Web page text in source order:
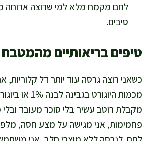
לחם מקמח מלא למי שרוצה ארוחה
סיבים.
טיפים בריאותיים מהמטבח
כשאני רוצה גרסה עוד יותר דל קלוריות,
מקבלת רוטב עשיר בלי סוכר מעובד ובלי
פחמימות, אני מגישה על מצע חסה,